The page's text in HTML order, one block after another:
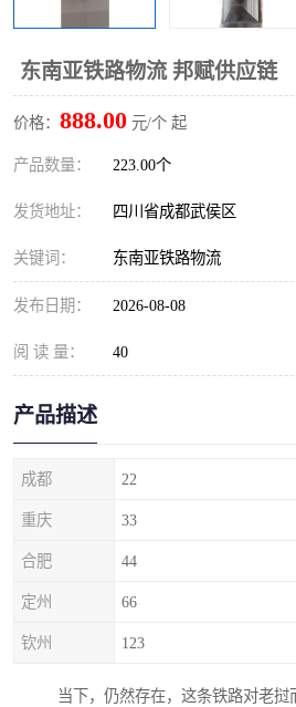
东南亚铁路物流 邦赋供应链
价格： 888.00 元/个 起
产品数量： 223.00个
发货地址： 四川省成都武侯区
关键词： 东南亚铁路物流
发布日期： 2026-08-08
阅 读 量： 40
产品描述
成都 22
重庆 33
合肥 44
定州 66
钦州 123
当下，仍然存在，这条铁路对老